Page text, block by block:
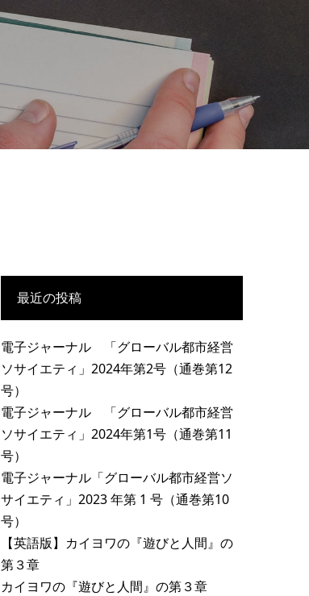
最近の投稿
電子ジャーナル 「グローバル都市経営
ソサイエティ」2024年第2号（通巻第12
号）
電子ジャーナル 「グローバル都市経営
ソサイエティ」2024年第1号（通巻第11
号）
電子ジャーナル「グローバル都市経営ソ
サイエティ」2023 年第 1 号（通巻第10
号）
【英語版】カイヨワの『遊びと人間』の
第３章
カイヨワの『遊びと人間』の第３章